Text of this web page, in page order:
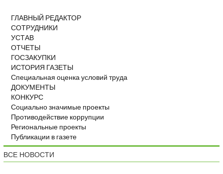
ГЛАВНЫЙ РЕДАКТОР
СОТРУДНИКИ
УСТАВ
ОТЧЕТЫ
ГОСЗАКУПКИ
ИСТОРИЯ ГАЗЕТЫ
Специальная оценка условий труда
ДОКУМЕНТЫ
КОНКУРС
Социально значимые проекты
Противодействие коррупции
Региональные проекты
Публикации в газете
ВСЕ НОВОСТИ